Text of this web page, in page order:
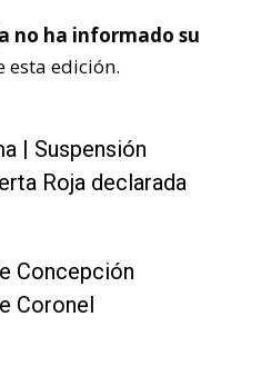
no ha informado su
esta edición.
| Suspensión
Roja declarada
Concepción
Coronel